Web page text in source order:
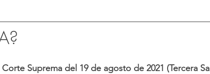
Suprema del 19 de agosto de 2021 (Tercera